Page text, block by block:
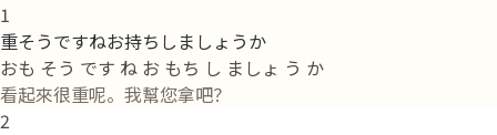
1
重そうですねお持ちしましょうか
おも そう です ね お もち し ましょ う か
看起來很重呢。我幫您拿吧？
2